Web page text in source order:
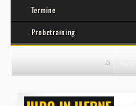
Termine
Probetraining